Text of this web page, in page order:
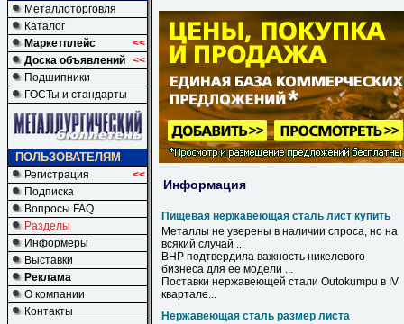
Металлоторговля
Каталог
Маркетплейс
<<
Доска объявлений <<
Подшипники
ГОСТы и стандарты
ПОЛЬЗОВАТЕЛЯМ
Регистрация
<<
Подписка
Вопросы FAQ
Разделы
Информеры
Выставки
Реклама
О компании
Контакты
Информация
Пищевая нержавеющая сталь лист купить
Металлы не уверены в наличии спроса, но на
всякий случай ...
BHP подтвердила важность никелевого
бизнеса для ее модели ...
Поставки нержавеющей стали Outokumpu в IV
квартале...
Нержавеющая сталь размер листа